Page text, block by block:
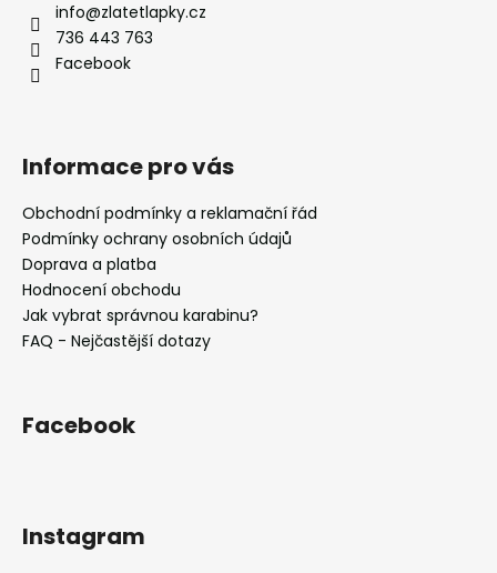
info@zlatetlapky.cz
736 443 763
Facebook
Informace pro vás
Obchodní podmínky a reklamační řád
Podmínky ochrany osobních údajů
Doprava a platba
Hodnocení obchodu
Jak vybrat správnou karabinu?
FAQ - Nejčastější dotazy
Facebook
Instagram